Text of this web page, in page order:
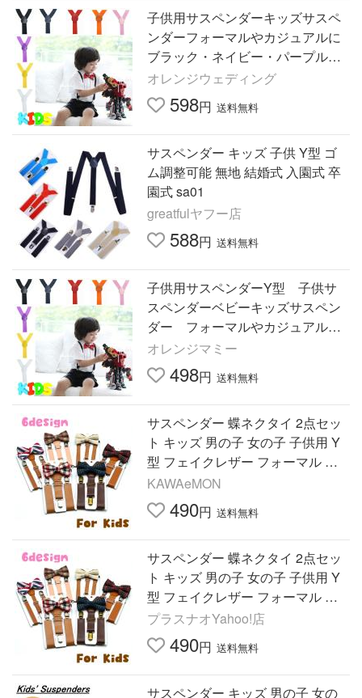
子供用サスペンダーキッズサスペ
ンダーフォーマルやカジュアルに
ブラック・ネイビー・パープル・
イエロー・ピンク・ホワイト 男の
子 女の子
オレンジウェディング
598円 送料無料
サスペンダー キッズ 子供 Y型 ゴ
ム調整可能 無地 結婚式 入園式 卒
園式 sa01
greatfulヤフー店
588円 送料無料
子供用サスペンダーY型 子供サ
スペンダーベビーキッズサスペン
ダー フォーマルやカジュアルに
卒業式・卒園式・入学式・入園
式・発表会などに …
オレンジマミー
498円 送料無料
サスペンダー 蝶ネクタイ 2点セッ
ト キッズ 男の子 女の子 子供用 Y
型 フェイクレザー フォーマル リ
ボン チェック柄 上品 可愛い ファ
ッション
KAWAeMON
490円 送料無料
サスペンダー 蝶ネクタイ 2点セッ
ト キッズ 男の子 女の子 子供用 Y
型 フェイクレザー フォーマル リ
ボン チェック柄 上品 可愛い ファ
ッション
プラスナオYahoo!店
490円 送料無料
サスペンダー キッズ 男の子 女の